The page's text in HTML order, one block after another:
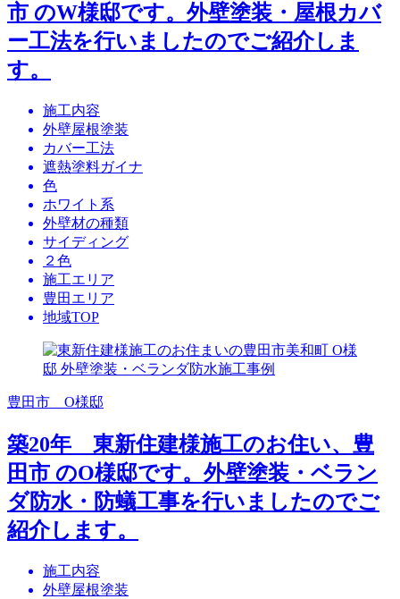
市 のW様邸です。外壁塗装・屋根カバ
ー工法を行いましたのでご紹介しま
す。
施工内容
外壁屋根塗装
カバー工法
遮熱塗料ガイナ
色
ホワイト系
外壁材の種類
サイディング
２色
施工エリア
豊田エリア
地域TOP
豊田市 O様邸
築20年 東新住建様施工のお住い、豊
田市 のO様邸です。外壁塗装・ベラン
ダ防水・防蟻工事を行いましたのでご
紹介します。
施工内容
外壁屋根塗装